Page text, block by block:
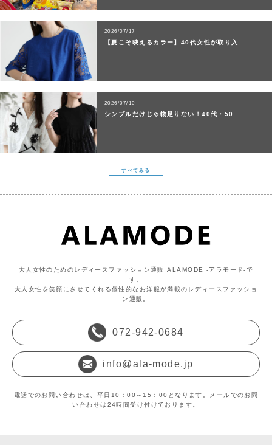
2026/07/17
【夏こそ映えるカラー】40代女性が取り入…
2026/07/10
シンプルだけじゃ物足りない！40代・50…
すべてみる
大人女性のためのレディースファッション通販 ALAMODE -アラモード-で
す。
大人女性を笑顔にさせてくれる個性的なお洋服が満載のレディースファッショ
ン通販。
072-942-0684
info@ala-mode.jp
電話でのお問い合わせは、平日10：00～15：00となります。メールでのお問
い合わせは24時間受け付けております。